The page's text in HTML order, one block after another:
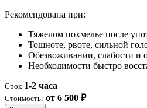
Рекомендована при:
Тяжелом похмелье после
Тошноте, рвоте, сильной
Обезвоживании, слабости и
Необходимости быстро
Срок 1-2 часа
Стоимость: от 6 500 ₽